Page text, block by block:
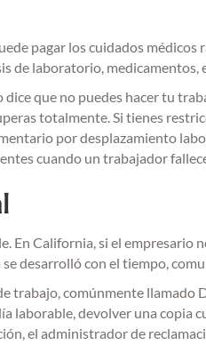
pagar los cuidados
de laboratorio,
que no puedes hacer tu
totalmente. Si tienes
por desplazamiento
cuando un trabajador
California, si el empresario
desarrolló con el tiempo,
comúnmente llamado
laborable, devolver una copia
el administrador de